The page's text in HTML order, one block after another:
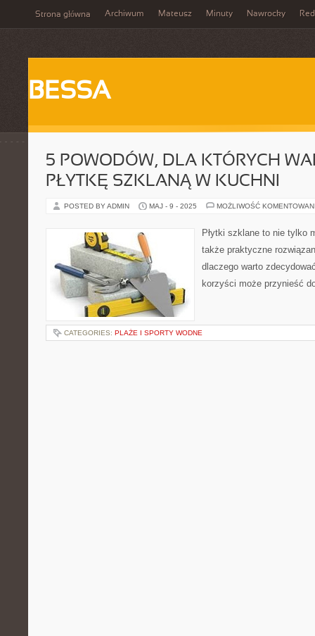
Strona główna Archiwum Mateusz Minuty Nawrocky
BESSA
5 POWODÓW, DLA KTÓRYCH
PŁYTKĘ SZKLANĄ W KUCHNI
POSTED BY ADMIN MAJ - 9 - 2025 MOŻLIWOŚĆ
Płytki szklane to nie tylko
także praktyczne
dlaczego warto
korzyści może przynieść
CATEGORIES: PLAŻE I SPORTY WODNE